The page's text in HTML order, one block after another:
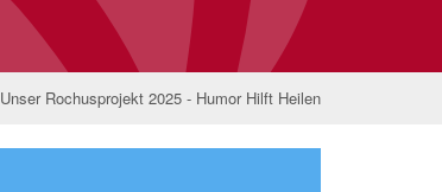
Unser Rochusprojekt 2025 - Humor Hilft Heilen